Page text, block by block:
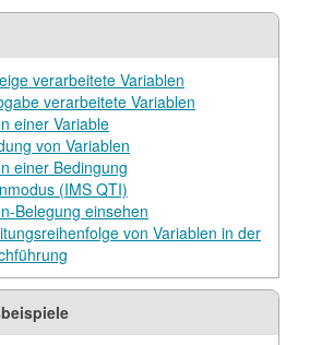
verarbeitete Variablen
verarbeitete Variablen
einer Variable
von Variablen
einer Bedingung
(IMS QTI)
Belegung einsehen
von Variablen in der